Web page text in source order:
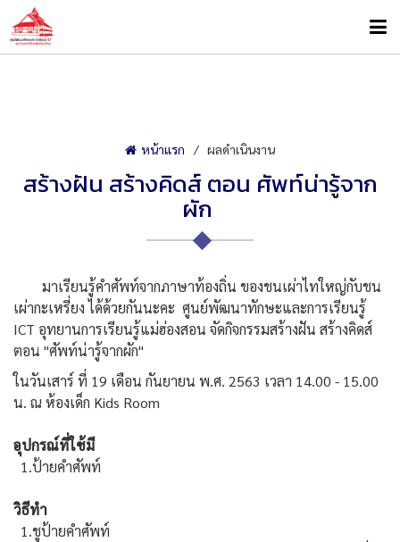
หน้าแรก ผลดำเนินงาน
สร้างฝัน สร้างคิดส์ ตอน ศัพท์น่ารู้จาก
ผัก
มาเรียนรู้คำศัพท์จากภาษาท้องถิ่น ของชนเผ่าไทใหญ่กับชน
เผ่ากะเหรี่ยง ได้ด้วยกันนะคะ ศูนย์พัฒนาทักษะและการเรียนรู้
ICT อุทยานการเรียนรู้แม่ฮ่องสอน จัดกิจกรรมสร้างฝัน สร้างคิดส์
ตอน "ศัพท์น่ารู้จากผัก"
ในวันเสาร์ ที่ 19 เดือน กันยายน พ.ศ. 2563 เวลา 14.00 - 15.00
น. ณ ห้องเด็ก Kids Room
อุปกรณ์ที่ใช้มี
1.ป้ายคำศัพท์
วิธีทำ
1.ชูป้ายคำศัพท์